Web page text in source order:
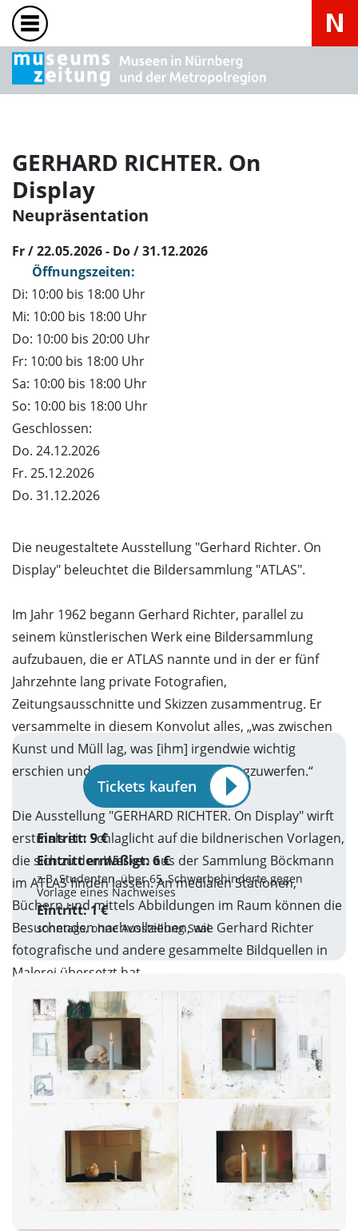
GERHARD RICHTER. On
Display
Neupräsentation
Fr / 22.05.2026 - Do / 31.12.2026
Öffnungszeiten:
Di: 10:00 bis 18:00 Uhr
Mi: 10:00 bis 18:00 Uhr
Do: 10:00 bis 20:00 Uhr
Fr: 10:00 bis 18:00 Uhr
Sa: 10:00 bis 18:00 Uhr
So: 10:00 bis 18:00 Uhr
Geschlossen:
Do. 24.12.2026
Fr. 25.12.2026
Do. 31.12.2026
Die neugestaltete Ausstellung "Gerhard Richter. On
Display" beleuchtet die Bildersammlung "ATLAS".
Im Jahr 1962 begann Gerhard Richter, parallel zu
seinem künstlerischen Werk eine Bildersammlung
aufzubauen, die er ATLAS nannte und in der er fünf
Jahrzehnte lang private Fotografien,
Zeitungsausschnitte und Skizzen zusammentrug. Er
versammelte in diesem Konvolut alles, „was zwischen
Kunst und Müll lag, was [ihm] irgendwie wichtig
erschien und zu schade war, um es wegzuwerfen.“
Die Ausstellung "GERHARD RICHTER. On Display" wirft
erstmals ein Schlaglicht auf die bildnerischen Vorlagen,
die sich zu den Werken aus der Sammlung Böckmann
im ATLAS finden lassen. An medialen Stationen,
Büchern und mittels Abbildungen im Raum können die
Besuchenden nachvollziehen, wie Gerhard Richter
fotografische und andere gesammelte Bildquellen in
Malerei übersetzt hat.
Tickets kaufen
Eintritt: 9 €
Eintritt ermäßigt: 6 €
z.B. Studenten, über 65, Schwerbehinderte gegen
Vorlage eines Nachweises
Eintritt: 1 €
sonntags, ohne Ausstellung Saal